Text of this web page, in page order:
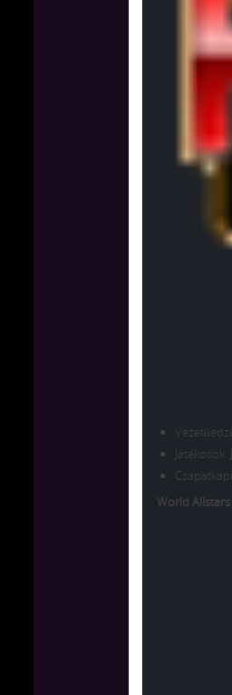
World Allstars